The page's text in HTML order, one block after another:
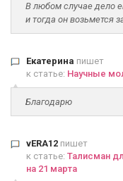
В любом случае дело
и тогда он возьмется
Екатерина пишет
к статье: Научные
Благодарю
vERA12 пишет
к статье: Талисман
на 21 марта